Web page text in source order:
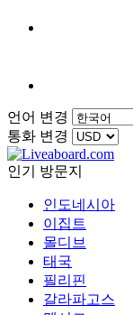
언어 변경
통화 변경
인기 방문지
인도네시아
이집트
몰디브
태국
필리핀
갈라파고스